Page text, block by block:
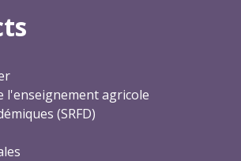
l'enseignement agricole
(SRFD)